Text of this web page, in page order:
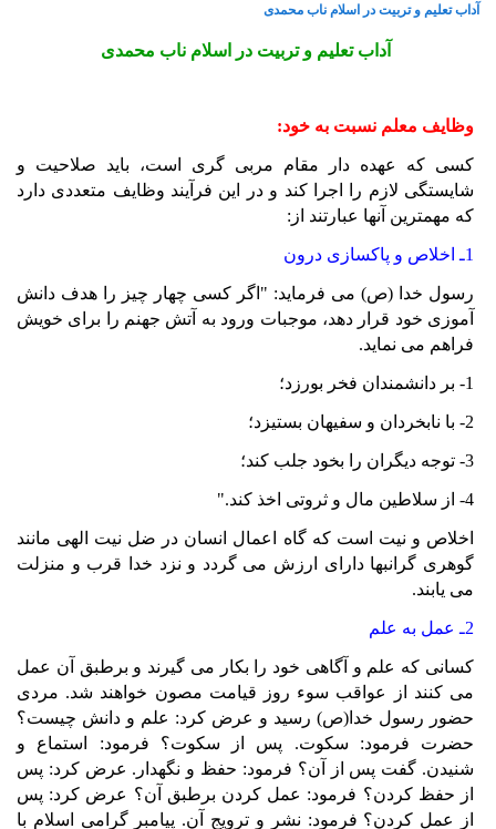
آداب تعليم و تربيت در اسلام ناب محمدی
آداب تعليم و تربيت در اسلام ناب محمدی
وظايف معلم نسبت به خود:
کسی که عهده دار مقام مربی گری است، بايد صلاحيت و
شايستگی لازم را اجرا کند و در اين فرآيند وظايف متعددی دارد
که مهمترين آنها عبارتند از:
1ـ اخلاص و پاکسازی درون
رسول خدا (ص) می فرمايد: "اگر کسی چهار چيز را هدف دانش
آموزی خود قرار دهد، موجبات ورود به آتش جهنم را برای خويش
فراهم می نمايد.
1- بر دانشمندان فخر بورزد؛
2- با نابخردان و سفيهان بستيزد؛
3- توجه ديگران را بخود جلب کند؛
4- از سلاطين مال و ثروتی اخذ کند."
اخلاص و نيت است که گاه اعمال انسان در ضل نيت الهی مانند
گوهری گرانبها دارای ارزش می گردد و نزد خدا قرب و منزلت
می يابند.
2ـ عمل به علم
کسانی که علم و آگاهی خود را بکار می گيرند و برطبق آن عمل
می کنند از عواقب سوء روز قيامت مصون خواهند شد. مردی
حضور رسول خدا(ص) رسيد و عرض کرد: علم و دانش چيست؟
حضرت فرمود: سکوت. پس از سکوت؟ فرمود: استماع و
شنيدن. گفت پس از آن؟ فرمود: حفظ و نگهدار. عرض کرد: پس
از حفظ کردن؟ فرمود: عمل کردن برطبق آن؟ عرض کرد: پس
از عمل کردن؟ فرمود: نشر و ترويج آن. پيامبر گرامی اسلام با